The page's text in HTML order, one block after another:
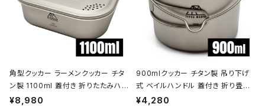
角型クッカー ラーメンクッカー チタ
ン製 1100ml 蓋付き 折りたたみハン
ドル付 超軽量 頑丈 直火OK 鍋 フラ
¥8,980
900mlクッカー チタン製 吊り下げ
式 ベイルハンドル 蓋付き 折り畳み
ハンドル付き 超軽量 頑丈 直火OK
¥4,280